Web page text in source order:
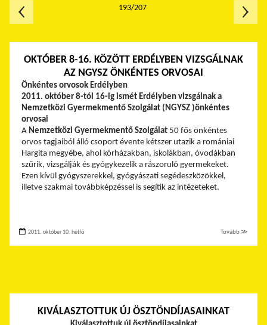
OKTÓBER 8-16. KÖZÖTT ERDÉLYBEN VIZSGÁLNAK
AZ NGYSZ ÖNKÉNTES ORVOSAI
Önkéntes orvosok Erdélyben
2011. október 8-tól 16-ig ismét Erdélyben vizsgálnak a
Nemzetközi Gyermekmentő Szolgálat (NGYSZ )önkéntes
orvosai
A Nemzetközi Gyermekmentő Szolgálat 50 fős önkéntes
orvos tagjaiból álló csoport évente kétszer utazik a romániai
Hargita megyébe, ahol kórházakban, iskolákban, óvodákban
szűrik, vizsgálják és gyógykezelik a rászoruló gyermekeket.
Ezen kívül gyógyszerekkel, gyógyászati segédeszközökkel,
illetve szakmai továbbképzéssel is segítik az intézeteket.
2011. október 10. hétfő Tovább ≫
KIVÁLASZTOTTUK ÚJ ÖSZTÖNDÍJASAINKAT
193/207